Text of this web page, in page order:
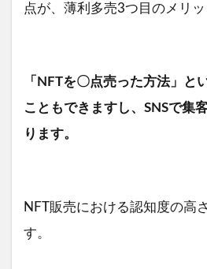
点が、薄利多売3つ目のメリッ
「NFTを〇点売った方法」と
こともできますし、SNSで集
ります。
NFT販売における認知度の高
す。